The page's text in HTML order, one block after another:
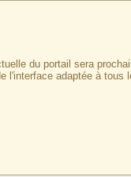
du portail sera
l'interface adaptée à